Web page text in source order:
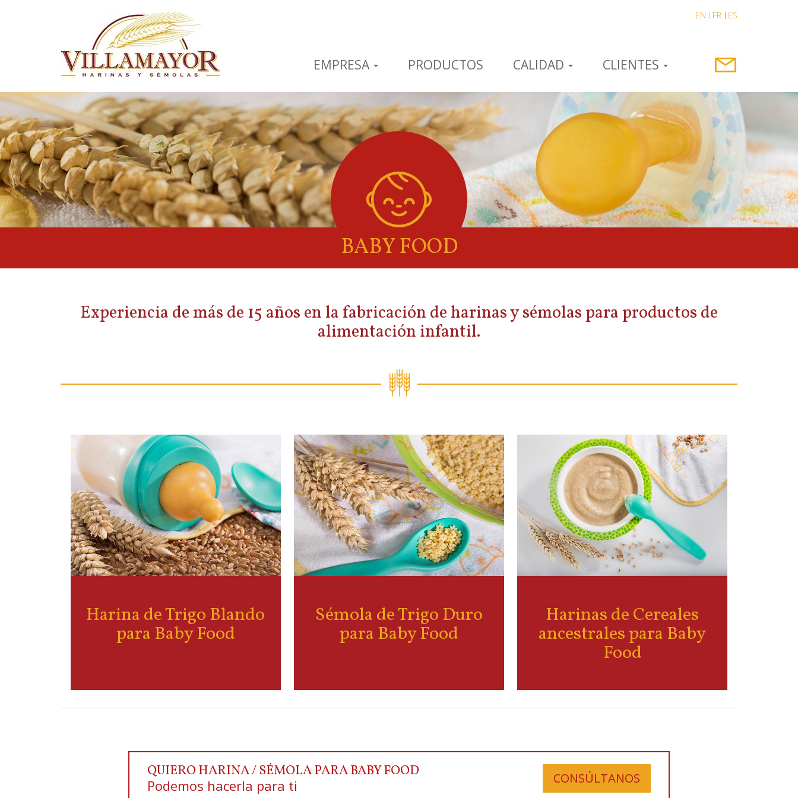
Pasar al contenido principal EN FR ES
EMPRESA PRODUCTOS CALIDAD CLIENTES
BABY FOOD
Experiencia de más de 15 años en la fabricación de harinas y sémolas para productos de
alimentación infantil.
Harina de Trigo Blando
para Baby Food
Sémola de Trigo Duro
para Baby Food
Harinas de Cereales
ancestrales para Baby
Food
QUIERO HARINA / SÉMOLA PARA BABY FOOD
Podemos hacerla para ti CONSÚLTANOS